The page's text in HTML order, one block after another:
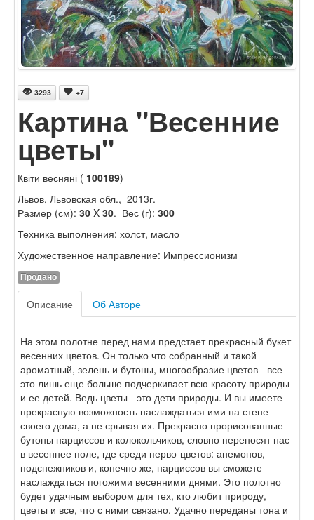
3293 +7
Картина "Весенние
цветы"
Квіти весняні ( 100189)
Львов, Львовская обл., 2013г.
Размер (см): 30 X 30. Вес (г): 300
Техника выполнения: холст, масло
Художественное направление: Импрессионизм
Продано
Описание Об Авторе
На этом полотне перед нами предстает прекрасный букет
весенних цветов. Он только что собранный и такой
ароматный, зелень и бутоны, многообразие цветов - все
это лишь еще больше подчеркивает всю красоту природы
и ее детей. Ведь цветы - это дети природы. И вы имеете
прекрасную возможность наслаждаться ими на стене
своего дома, а не срывая их. Прекрасно прорисованные
бутоны нарциссов и колокольчиков, словно переносят нас
в весеннее поле, где среди перво-цветов: анемонов,
подснежников и, конечно же, нарциссов вы сможете
наслаждаться погожими весенними днями. Это полотно
будет удачным выбором для тех, кто любит природу,
цветы и все, что с ними связано. Удачно переданы тона и